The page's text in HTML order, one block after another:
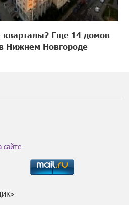
кварталы? Еще 14 домов
Нижнем Новгороде
сайте